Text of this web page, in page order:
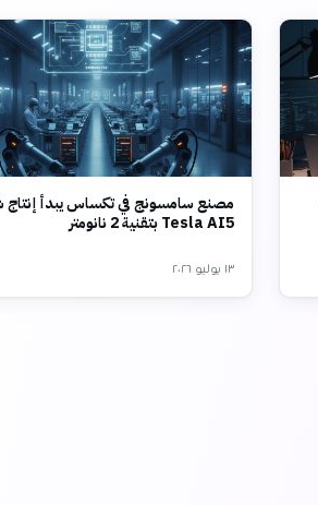
مصنع سامسونج في تكساس يبدأ إنتاج
Tesla AI5 بتقنية 2 نانومتر
١٣ يوليو ٢٠٢٦